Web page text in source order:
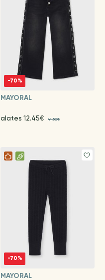
-70%
MAYORAL
alates 12.45€ 41.50€
-70%
MAYORAL